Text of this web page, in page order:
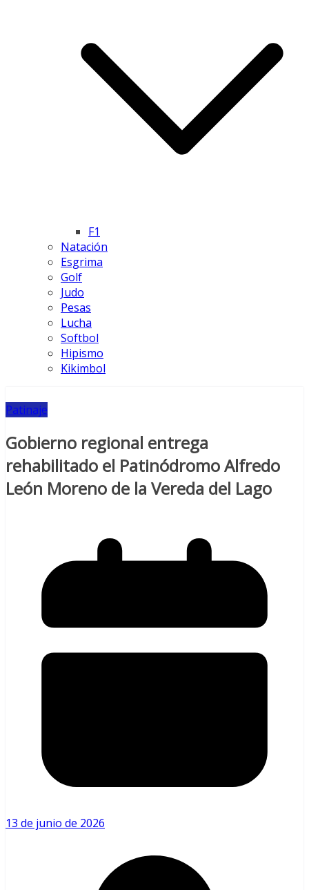
F1
Natación
Esgrima
Golf
Judo
Pesas
Lucha
Softbol
Hipismo
Kikimbol
Patinaje
Gobierno regional entrega
rehabilitado el Patinódromo Alfredo
León Moreno de la Vereda del Lago
13 de junio de 2026